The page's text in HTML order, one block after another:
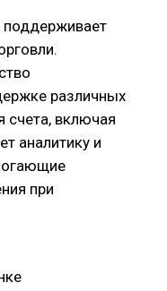
поддерживает
различных
счета, включая
аналитику и
при